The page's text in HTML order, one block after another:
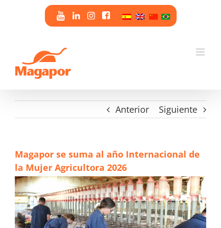
Anterior Siguiente
Magapor se suma al año Internacional de
la Mujer Agricultora 2026